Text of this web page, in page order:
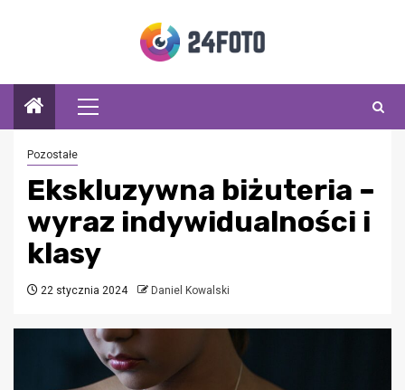
Menu
główne
Pozostałe
Ekskluzywna biżuteria –
wyraz indywidualności i
klasy
22 stycznia 2024 Daniel Kowalski